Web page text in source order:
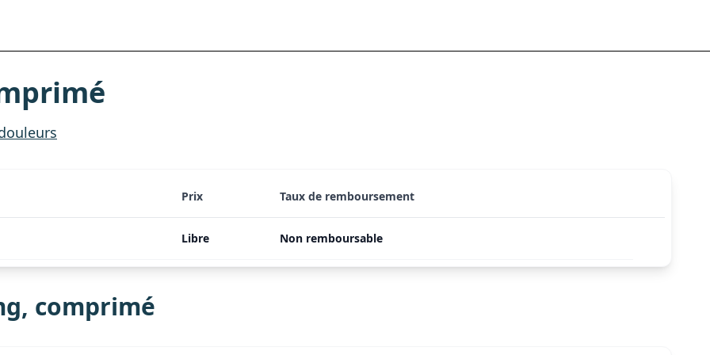
Prix Taux de remboursement
Libre Non remboursable
comprimé